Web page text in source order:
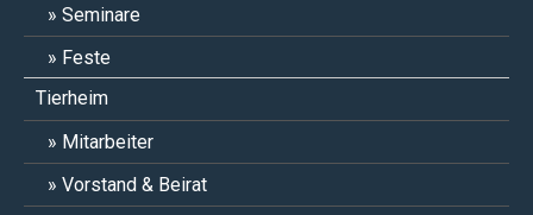
Seminare
Feste
Tierheim
Mitarbeiter
Vorstand & Beirat